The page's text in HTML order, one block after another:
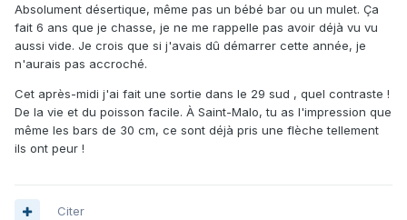
Absolument désertique, même pas un bébé bar ou un mulet. Ça
fait 6 ans que je chasse, je ne me rappelle pas avoir déjà vu vu
aussi vide. Je crois que si j'avais dû démarrer cette année, je
n'aurais pas accroché.
Cet après-midi j'ai fait une sortie dans le 29 sud , quel contraste !
De la vie et du poisson facile. À Saint-Malo, tu as l'impression que
même les bars de 30 cm, ce sont déjà pris une flèche tellement
ils ont peur !
Citer